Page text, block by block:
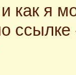
как я
ссылке